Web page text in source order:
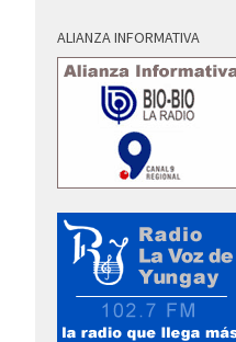
ALIANZA INFORMATIVA